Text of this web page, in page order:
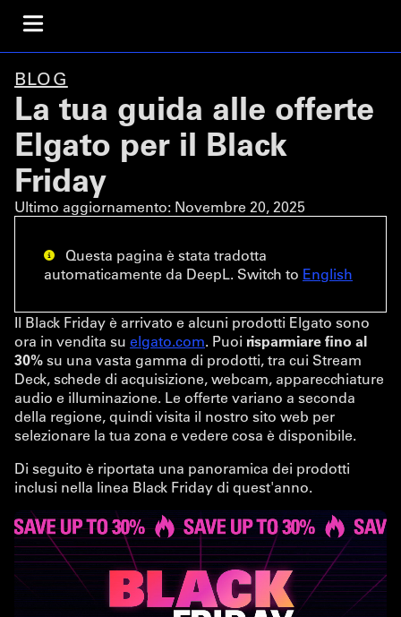
BLOG
La tua guida alle offerte
Elgato per il Black
Friday
Ultimo aggiornamento: Novembre 20, 2025
Questa pagina è stata tradotta
automaticamente da DeepL. Switch to English
Il Black Friday è arrivato e alcuni prodotti Elgato sono
ora in vendita su elgato.com. Puoi risparmiare fino al
30%su una vasta gamma di prodotti, tra cui Stream
Deck, schede di acquisizione, webcam, apparecchiature
audio e illuminazione. Le offerte variano a seconda
della regione, quindi visita il nostro sito web per
selezionare la tua zona e vedere cosa è disponibile.
Di seguito è riportata una panoramica dei prodotti
inclusi nella linea Black Friday di quest'anno.